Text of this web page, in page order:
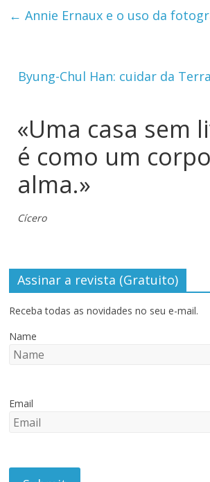
← Annie Ernaux e o uso da
Byung-Chul Han: cuidar da
«Uma casa sem
é como um
alma.»
Cícero
Assinar a revista (Gratuito)
Receba todas as novidades no seu e-mail.
Name
Email